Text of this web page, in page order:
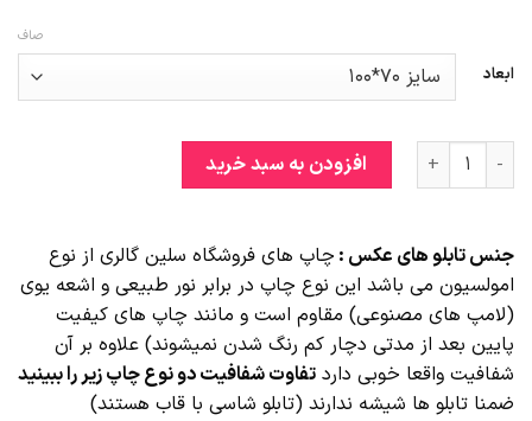
ابعاد
صاف
تابلو آینه کاری هنری زیبا وان یکاد عدد
افزودن به سبد خرید
جنس تابلو های عکس : چاپ های فروشگاه سلین گالری از نوع
امولسیون می باشد این نوع چاپ در برابر نور طبیعی و اشعه یوی
(لامپ های مصنوعی) مقاوم است و مانند چاپ های کیفیت
پایین بعد از مدتی دچار کم رنگ شدن نمیشوند) علاوه بر آن
شفافیت واقعا خوبی دارد تفاوت شفافیت دو نوع چاپ زیر را ببینید
ضمنا تابلو ها شیشه ندارند (تابلو شاسی با قاب هستند)